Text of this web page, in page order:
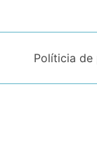
Políticia de